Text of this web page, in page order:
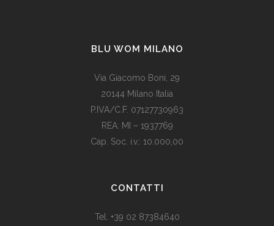
BLU WOM MILANO
Via Giacomo Boni, 29
20144 Milano Italia
P.IVA/C.F. 07127730963
REA: MI – 1937769
Cap. Soc. i.v.: 10.000,00
med dagens valutadevaluering må mange av oss ty til billige
stedet for dyre designerklokker.
CONTATTI
Tel. +39 02 87384640